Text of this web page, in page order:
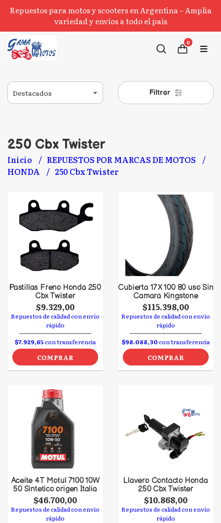
Repuestos para motos y scooters en Argentina – Amplia
variedad y envíos a todo el país
0
Filtrar
250 Cbx Twister
Inicio
REPUESTOS POR MARCAS DE MOTOS
HONDA
250 Cbx Twister
Pastillas Freno Honda 250
Cbx Twister
$9.329,00
Repuestos de calidad con envío
rápido
$7.929,65con transferencia
COMPRAR
Cubierta 17 X 100 80 uso Sin
Camara Kingstone
$115.398,00
Repuestos de calidad con envío
rápido
$98.088,30con transferencia
COMPRAR
Aceite 4T Motul 7100 10W
50 Sintetico origen Italia
$46.700,00
Repuestos de calidad con envío
rápido
Llavero Contacto Honda
250 Cbx Twister
$10.868,00
Repuestos de calidad con envío
rápido